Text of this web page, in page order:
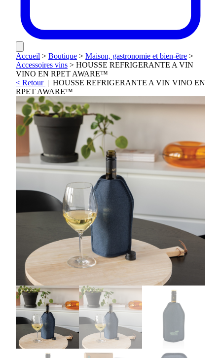
Accueil > Boutique > Maison, gastronomie et bien-être >
Accessoires vins > HOUSSE REFRIGERANTE A VIN
VINO EN RPET AWARE™
< Retour | HOUSSE REFRIGERANTE A VIN VINO EN
RPET AWARE™